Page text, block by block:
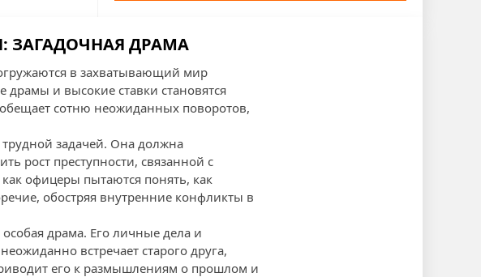
ЗАГАДОЧНАЯ ДРАМА
в захватывающий мир
и высокие ставки становятся
сотню неожиданных поворотов,
трудной задачей. Она должна
рост преступности, связанной с
офицеры пытаются понять, как
обостряя внутренние конфликты в
драма. Его личные дела и
встречает старого друга,
его к размышлениям о прошлом и